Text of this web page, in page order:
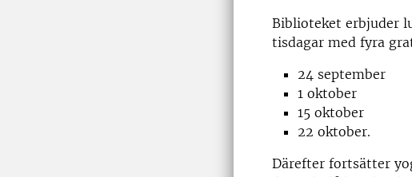
Biblioteket erbjuder
tisdagar med fyra
24 september
1 oktober
15 oktober
22 oktober.
Därefter fortsätter